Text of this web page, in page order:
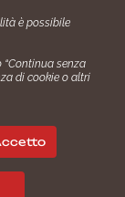
73140386/89/I
SNR
marketing
è possibile
senza
di cookie o altri